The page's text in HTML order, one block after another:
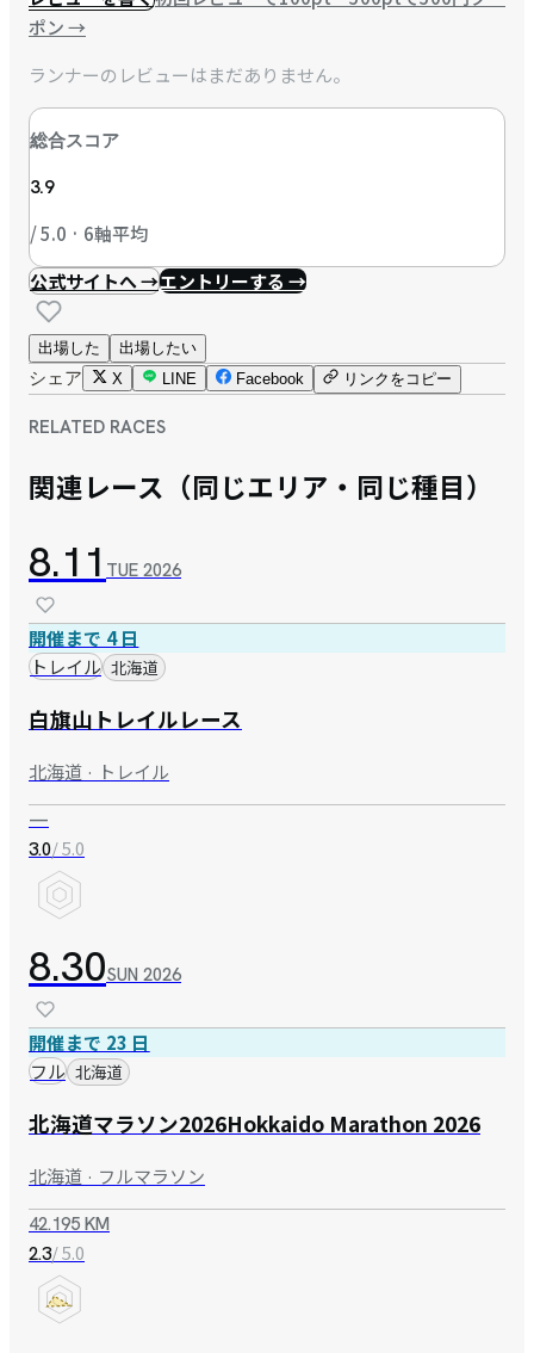
ポン→
ランナーのレビューはまだありません。
総合スコア
3.9
/ 5.0 · 6軸平均
公式サイトへ →エントリーする →
出場した 出場したい
シェア X LINE Facebook リンクをコピー
RELATED RACES
関連レース（同じエリア・同じ種目）
8.11 TUE 2026
開催まで 4 日
トレイル 北海道
白旗山トレイルレース
北海道 · トレイル
—
3.0/ 5.0
8.30SUN 2026
開催まで 23 日
フル 北海道
北海道マラソン2026Hokkaido Marathon 2026
北海道 · フルマラソン
42.195 KM
2.3/ 5.0